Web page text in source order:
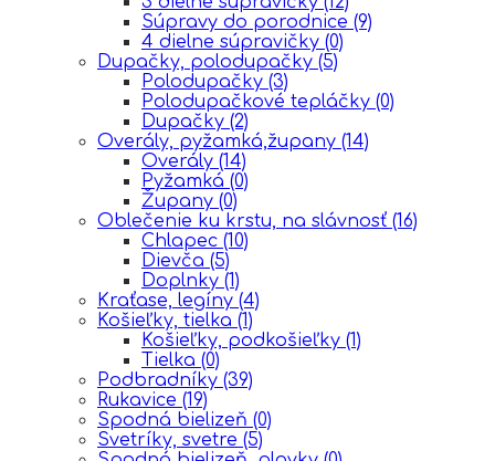
Súpravy do porodnice (9)
4 dielne súpravičky (0)
Dupačky, polodupačky (5)
Polodupačky (3)
Polodupačkové tepláčky (0)
Dupačky (2)
Overály, pyžamká,župany (14)
Overály (14)
Pyžamká (0)
Župany (0)
Oblečenie ku krstu, na slávnosť (16)
Chlapec (10)
Dievča (5)
Doplnky (1)
Kraťase, legíny (4)
Košieľky, tielka (1)
Košieľky, podkošieľky (1)
Tielka (0)
Podbradníky (39)
Rukavice (19)
Spodná bielizeň (0)
Svetríky, svetre (5)